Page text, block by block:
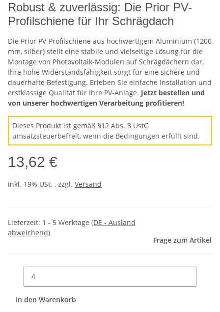
Robust & zuverlässig: Die Prior PV-
Profilschiene für Ihr Schrägdach
Die Prior PV-Profilschiene aus hochwertigem Aluminium (1200
mm, silber) stellt eine stabile und vielseitige Lösung für die
Montage von Photovoltaik-Modulen auf Schrägdächern dar.
Ihre hohe Widerstandsfähigkeit sorgt für eine sichere und
dauerhafte Befestigung. Erleben Sie einfache Installation und
erstklassige Qualität für Ihre PV-Anlage. Jetzt bestellen und
von unserer hochwertigen Verarbeitung profitieren!
Dieses Produkt ist gemäß §12 Abs. 3 UstG
umsatzsteuerbefreit, wenn die Bedingungen erfüllt sind.
13,62 €
inkl. 19% USt. , zzgl. Versand
Lieferzeit: 1 - 5 Werktage (DE - Ausland
abweichend)
Frage zum Artikel
In den Warenkorb